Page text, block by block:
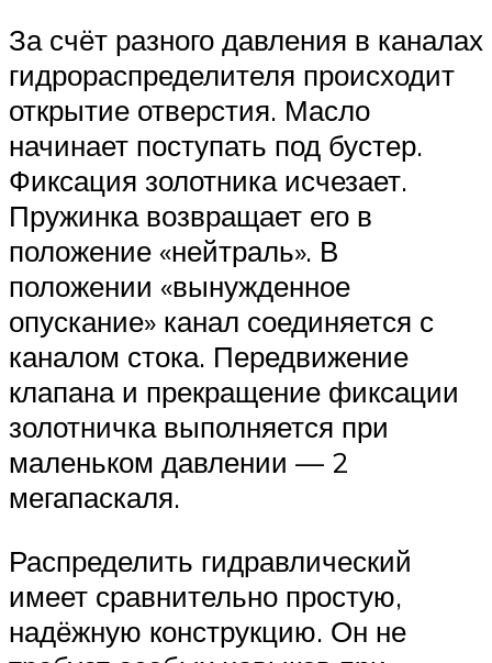
За счёт разного давления в каналах
гидрораспределителя происходит
открытие отверстия. Масло
начинает поступать под бустер.
Фиксация золотника исчезает.
Пружинка возвращает его в
положение «нейтраль». В
положении «вынужденное
опускание» канал соединяется с
каналом стока. Передвижение
клапана и прекращение фиксации
золотничка выполняется при
маленьком давлении — 2
мегапаскаля.
Распределить гидравлический
имеет сравнительно простую,
надёжную конструкцию. Он не